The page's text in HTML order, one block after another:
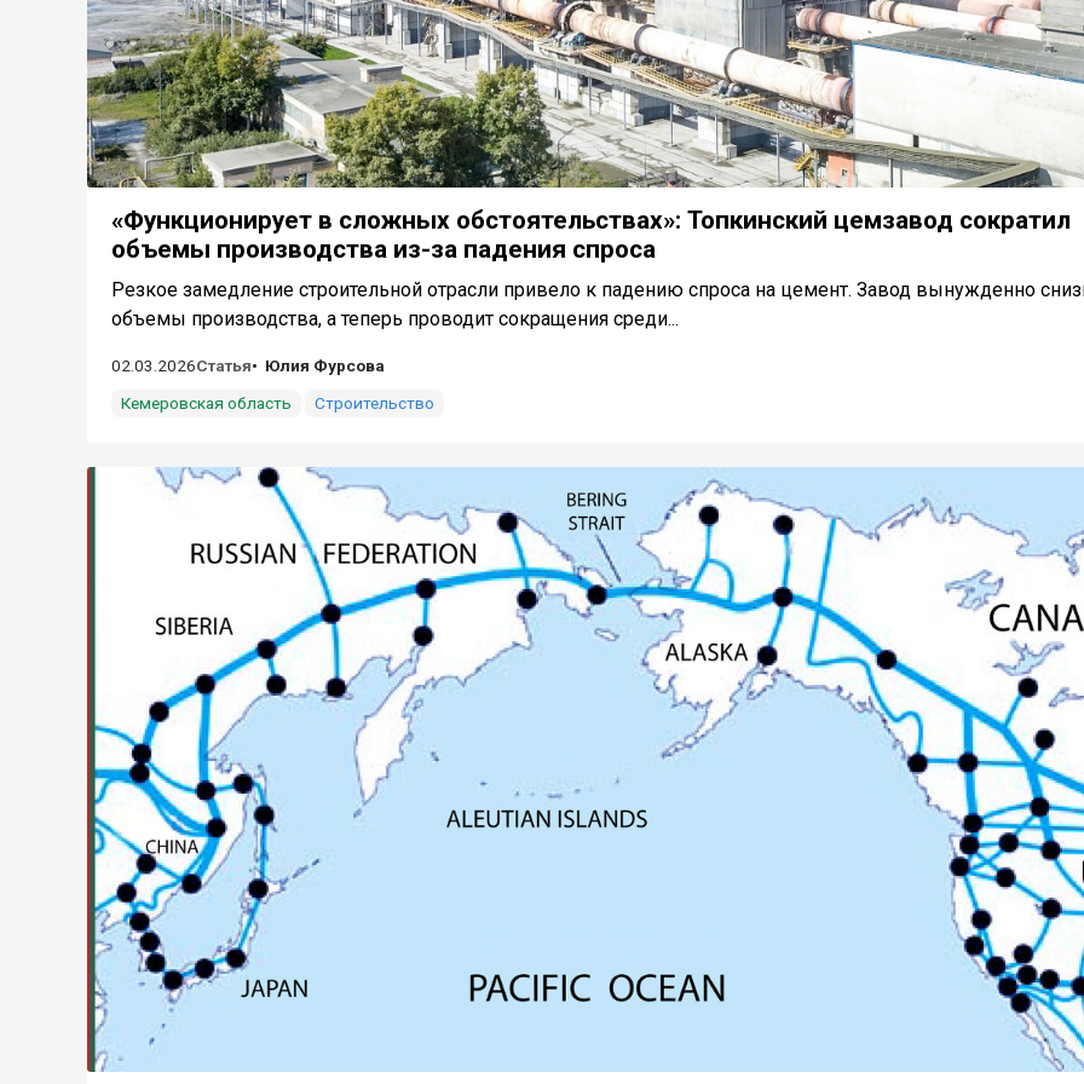
«Функционирует в сложных обстоятельствах»: Топкинский цемзавод сократил
объемы производства из-за падения спроса
Резкое замедление строительной отрасли привело к падению спроса на цемент. Завод вынужденно
объемы производства, а теперь проводит сокращения среди...
02.03.2026Статья
Юлия Фурсова
Кемеровская область
Строительство